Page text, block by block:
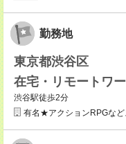
勤務地
東京都渋谷区
在宅・リモートワ
渋谷駅徒歩2分
有名★アクションRPGなど